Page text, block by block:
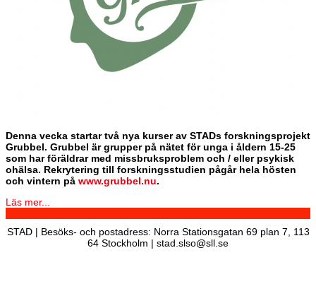
Denna vecka startar två nya kurser av STADs forskningsprojekt
Grubbel. Grubbel är grupper på nätet för unga i åldern 15-25
som har föräldrar med missbruksproblem och / eller psykisk
ohälsa. Rekrytering till forskningsstudien pågår hela hösten
och vintern på www.grubbel.nu.
Läs mer...
STAD | Besöks- och postadress: Norra Stationsgatan 69 plan 7, 113
64 Stockholm | stad.slso@sll.se